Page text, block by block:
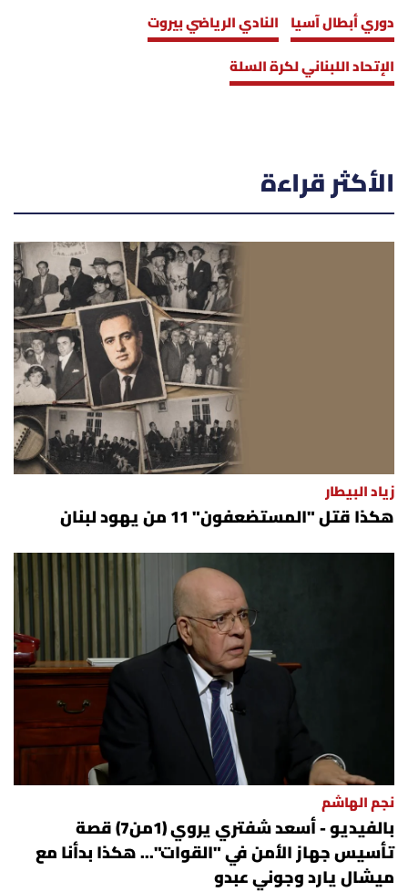
دوري أبطال آسيا النادي الرياضي بيروت
الإتحاد اللبناني لكرة السلة
الأكثر قراءة
زياد البيطار
هكذا قتل "المستضعفون" 11 من يهود لبنان
نجم الهاشم
بالفيديو - أسعد شفتري يروي (1من7) قصة
تأسيس جهاز الأمن في "القوات"... هكذا بدأنا مع
ميشال يارد وجوني عبدو